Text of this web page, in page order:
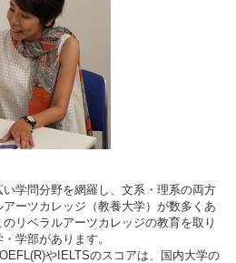
学問分野を網羅し、文系・理系の両方
ーツカレッジ（教養大学）が数多くあ
リベラルアーツカレッジの教育を取り
学部があります。
やIELTSのスコアは、国内大学の